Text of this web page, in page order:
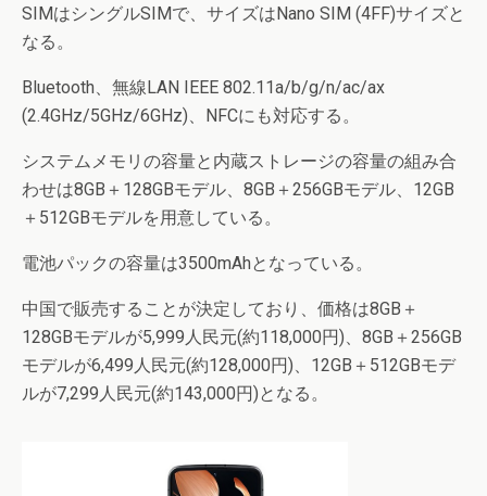
SIMはシングルSIMで、サイズはNano SIM (4FF)サイズと
なる。
Bluetooth、無線LAN IEEE 802.11a/b/g/n/ac/ax
(2.4GHz/5GHz/6GHz)、NFCにも対応する。
システムメモリの容量と内蔵ストレージの容量の組み合
わせは8GB＋128GBモデル、8GB＋256GBモデル、12GB
＋512GBモデルを用意している。
電池パックの容量は3500mAhとなっている。
中国で販売することが決定しており、価格は8GB＋
128GBモデルが5,999人民元(約118,000円)、8GB＋256GB
モデルが6,499人民元(約128,000円)、12GB＋512GBモデ
ルが7,299人民元(約143,000円)となる。